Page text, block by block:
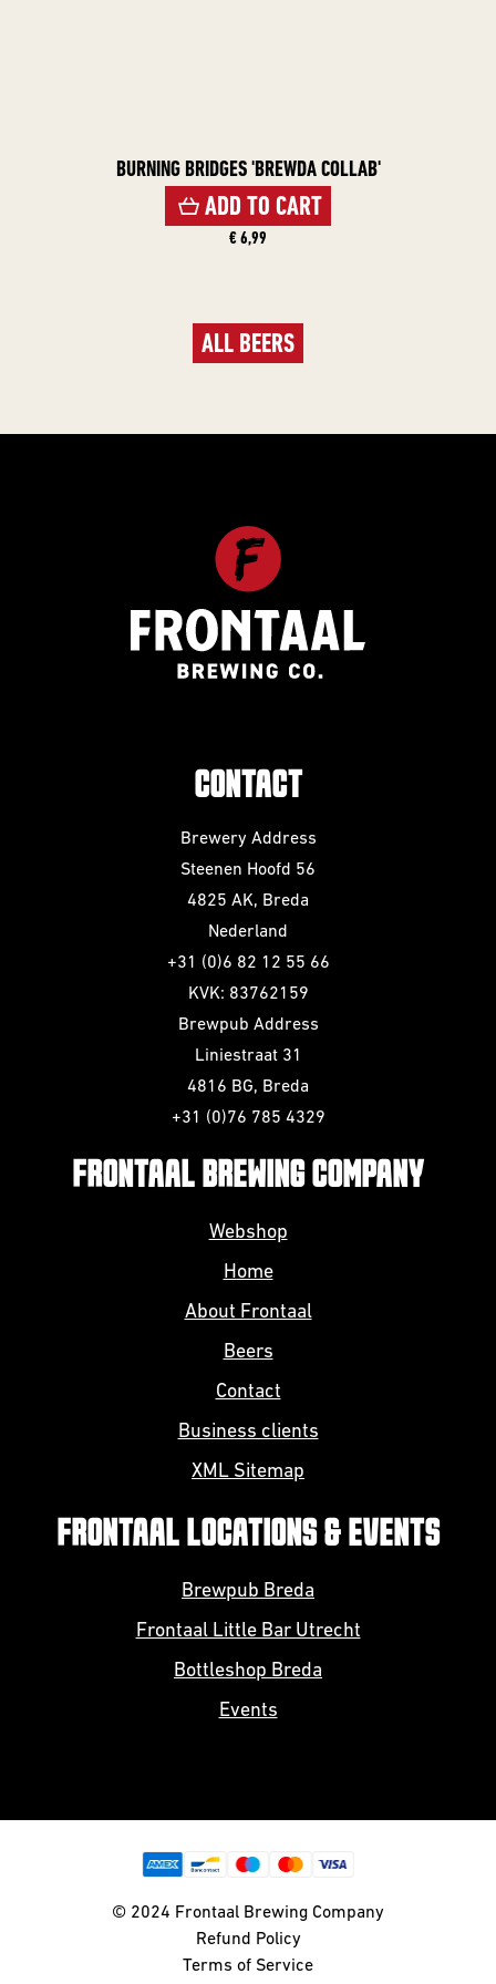
BURNING BRIDGES 'BREWDA COLLAB'
ADD TO CART
€ 6,99
ALL BEERS
CONTACT
Brewery Address
Steenen Hoofd 56
4825 AK, Breda
Nederland
+31 (0)6 82 12 55 66
KVK: 83762159
Brewpub Address
Liniestraat 31
4816 BG, Breda
+31 (0)76 785 4329
FRONTAAL BREWING COMPANY
Webshop
Home
About Frontaal
Beers
Contact
Business clients
XML Sitemap
FRONTAAL LOCATIONS & EVENTS
Brewpub Breda
Frontaal Little Bar Utrecht
Bottleshop Breda
Events
© 2024 Frontaal Brewing Company
Refund Policy
Terms of Service